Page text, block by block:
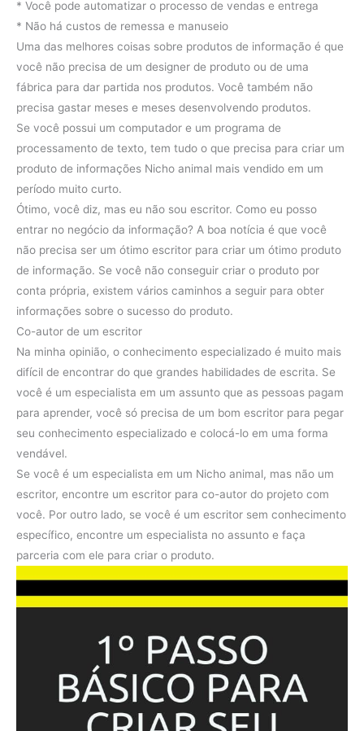
* Você pode automatizar o processo de vendas e entrega
* Não há custos de remessa e manuseio
Uma das melhores coisas sobre produtos de informação é que
você não precisa de um designer de produto ou de uma
fábrica para dar partida nos produtos. Você também não
precisa gastar meses e meses desenvolvendo produtos.
Se você possui um computador e um programa de
processamento de texto, tem tudo o que precisa para criar um
produto de informações Nicho animal mais vendido em um
período muito curto.
Ótimo, você diz, mas eu não sou escritor. Como eu posso
entrar no negócio da informação? A boa notícia é que você
não precisa ser um ótimo escritor para criar um ótimo produto
de informação. Se você não conseguir criar o produto por
conta própria, existem vários caminhos a seguir para obter
informações sobre o sucesso do produto.
Co-autor de um escritor
Na minha opinião, o conhecimento especializado é muito mais
difícil de encontrar do que grandes habilidades de escrita. Se
você é um especialista em um assunto que as pessoas pagam
para aprender, você só precisa de um bom escritor para pegar
seu conhecimento especializado e colocá-lo em uma forma
vendável.
Se você é um especialista em um Nicho animal, mas não um
escritor, encontre um escritor para co-autor do projeto com
você. Por outro lado, se você é um escritor sem conhecimento
específico, encontre um especialista no assunto e faça
parceria com ele para criar o produto.